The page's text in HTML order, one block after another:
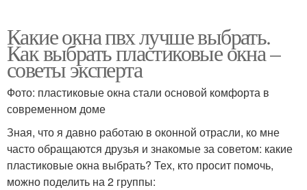
Какие окна пвх лучше выбрать.
Как выбрать пластиковые окна –
советы эксперта
Фото: пластиковые окна стали основой комфорта в
современном доме
Зная, что я давно работаю в оконной отрасли, ко мне
часто обращаются друзья и знакомые за советом: какие
пластиковые окна выбрать? Тех, кто просит помочь,
можно поделить на 2 группы: